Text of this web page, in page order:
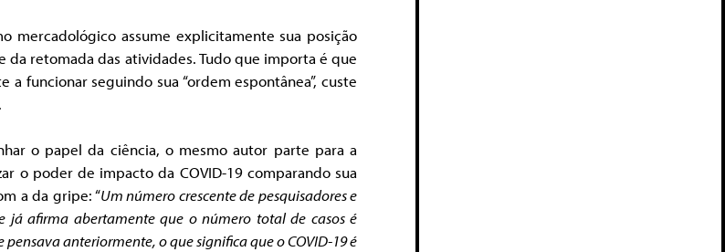
mercadológico assume explicitamente sua posição
da retomada das atividades. Tudo que importa é que
a funcionar seguindo sua “ordem espontânea”, custe
o papel da ciência, o mesmo autor parte para a
o poder de impacto da COVID-19 comparando sua
a da gripe: “Um número crescente de pesquisadores e
já afirma abertamente que o número total de casos é
anteriormente, o que significa que o COVID-19 é